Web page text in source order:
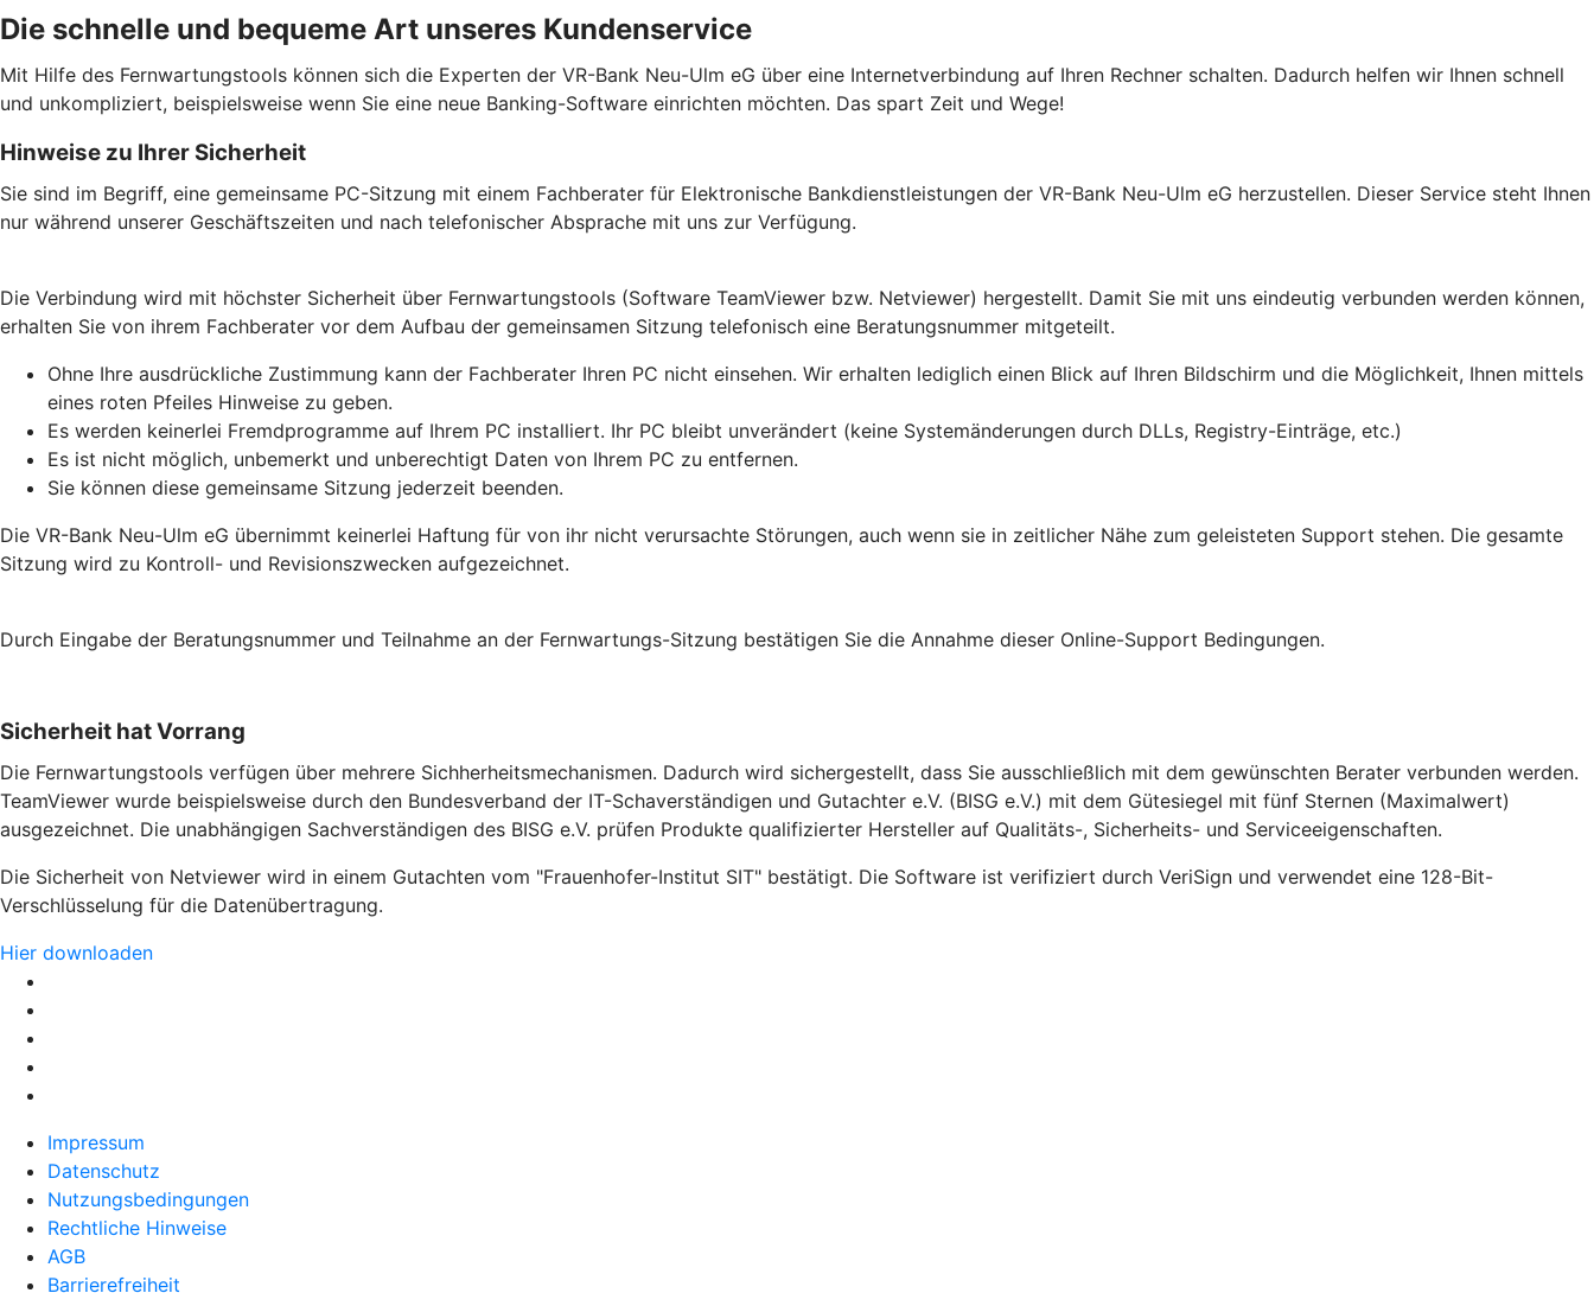
Die schnelle und bequeme Art unseres Kundenservice
Mit Hilfe des Fernwartungstools können sich die Experten der VR-Bank Neu-Ulm eG über eine Internetverbindung auf Ihren Rechner schalten. Dadurch helfen wir Ihnen schnell
und unkompliziert, beispielsweise wenn Sie eine neue Banking-Software einrichten möchten. Das spart Zeit und Wege!
Hinweise zu Ihrer Sicherheit
Sie sind im Begriff, eine gemeinsame PC-Sitzung mit einem Fachberater für Elektronische Bankdienstleistungen der VR-Bank Neu-Ulm eG herzustellen. Dieser Service steht Ihnen
nur während unserer Geschäftszeiten und nach telefonischer Absprache mit uns zur Verfügung.
Die Verbindung wird mit höchster Sicherheit über Fernwartungstools (Software TeamViewer bzw. Netviewer) hergestellt. Damit Sie mit uns eindeutig verbunden werden können,
erhalten Sie von ihrem Fachberater vor dem Aufbau der gemeinsamen Sitzung telefonisch eine Beratungsnummer mitgeteilt.
Ohne Ihre ausdrückliche Zustimmung kann der Fachberater Ihren PC nicht einsehen. Wir erhalten lediglich einen Blick auf Ihren Bildschirm und die Möglichkeit, Ihnen mittels
eines roten Pfeiles Hinweise zu geben.
Es werden keinerlei Fremdprogramme auf Ihrem PC installiert. Ihr PC bleibt unverändert (keine Systemänderungen durch DLLs, Registry-Einträge, etc.)
Es ist nicht möglich, unbemerkt und unberechtigt Daten von Ihrem PC zu entfernen.
Sie können diese gemeinsame Sitzung jederzeit beenden.
Die VR-Bank Neu-Ulm eG übernimmt keinerlei Haftung für von ihr nicht verursachte Störungen, auch wenn sie in zeitlicher Nähe zum geleisteten Support stehen. Die gesamte
Sitzung wird zu Kontroll- und Revisionszwecken aufgezeichnet.
Durch Eingabe der Beratungsnummer und Teilnahme an der Fernwartungs-Sitzung bestätigen Sie die Annahme dieser Online-Support Bedingungen.
Sicherheit hat Vorrang
Die Fernwartungstools verfügen über mehrere Sichherheitsmechanismen. Dadurch wird sichergestellt, dass Sie ausschließlich mit dem gewünschten Berater verbunden werden.
TeamViewer wurde beispielsweise durch den Bundesverband der IT-Schaverständigen und Gutachter e.V. (BISG e.V.) mit dem Gütesiegel mit fünf Sternen (Maximalwert)
ausgezeichnet. Die unabhängigen Sachverständigen des BISG e.V. prüfen Produkte qualifizierter Hersteller auf Qualitäts-, Sicherheits- und Serviceeigenschaften.
Die Sicherheit von Netviewer wird in einem Gutachten vom "Frauenhofer-Institut SIT" bestätigt. Die Software ist verifiziert durch VeriSign und verwendet eine 128-Bit-
Verschlüsselung für die Datenübertragung.
Hier downloaden
Impressum
Datenschutz
Nutzungsbedingungen
Rechtliche Hinweise
AGB
Barrierefreiheit